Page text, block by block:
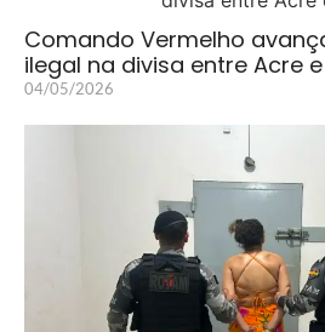
Comando Vermelho
ilegal na divisa entre Acre e
04/05/2026